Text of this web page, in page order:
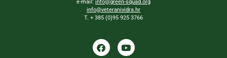
e-mail: info@green-squad.org
info@veteranividra.hr
T. + 385 (0)95 925 3766